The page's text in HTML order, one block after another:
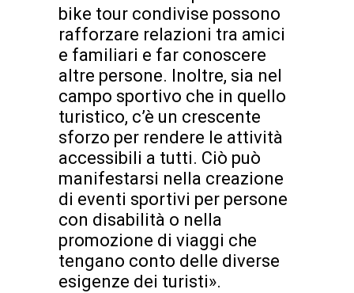
bike tour condivise possono
rafforzare relazioni tra amici
e familiari e far conoscere
altre persone. Inoltre, sia nel
campo sportivo che in quello
turistico, c’è un crescente
sforzo per rendere le attività
accessibili a tutti. Ciò può
manifestarsi nella creazione
di eventi sportivi per persone
con disabilità o nella
promozione di viaggi che
tengano conto delle diverse
esigenze dei turisti».